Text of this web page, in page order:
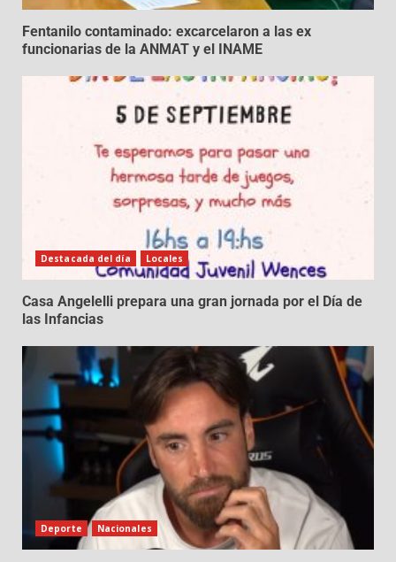
Fentanilo contaminado: excarcelaron a las ex
funcionarias de la ANMAT y el INAME
Destacada del día Locales
Casa Angelelli prepara una gran jornada por el Día de
las Infancias
Deporte Nacionales